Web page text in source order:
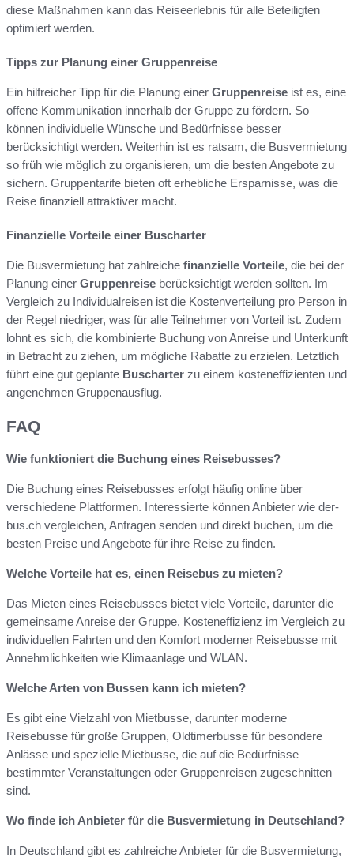
diese Maßnahmen kann das Reiseerlebnis für alle Beteiligten
optimiert werden.
Tipps zur Planung einer Gruppenreise
Ein hilfreicher Tipp für die Planung einer Gruppenreise ist es, eine
offene Kommunikation innerhalb der Gruppe zu fördern. So
können individuelle Wünsche und Bedürfnisse besser
berücksichtigt werden. Weiterhin ist es ratsam, die Busvermietung
so früh wie möglich zu organisieren, um die besten Angebote zu
sichern. Gruppentarife bieten oft erhebliche Ersparnisse, was die
Reise finanziell attraktiver macht.
Finanzielle Vorteile einer Buscharter
Die Busvermietung hat zahlreiche finanzielle Vorteile, die bei der
Planung einer Gruppenreise berücksichtigt werden sollten. Im
Vergleich zu Individualreisen ist die Kostenverteilung pro Person in
der Regel niedriger, was für alle Teilnehmer von Vorteil ist. Zudem
lohnt es sich, die kombinierte Buchung von Anreise und Unterkunft
in Betracht zu ziehen, um mögliche Rabatte zu erzielen. Letztlich
führt eine gut geplante Buscharter zu einem kosteneffizienten und
angenehmen Gruppenausflug.
FAQ
Wie funktioniert die Buchung eines Reisebusses?
Die Buchung eines Reisebusses erfolgt häufig online über
verschiedene Plattformen. Interessierte können Anbieter wie der-
bus.ch vergleichen, Anfragen senden und direkt buchen, um die
besten Preise und Angebote für ihre Reise zu finden.
Welche Vorteile hat es, einen Reisebus zu mieten?
Das Mieten eines Reisebusses bietet viele Vorteile, darunter die
gemeinsame Anreise der Gruppe, Kosteneffizienz im Vergleich zu
individuellen Fahrten und den Komfort moderner Reisebusse mit
Annehmlichkeiten wie Klimaanlage und WLAN.
Welche Arten von Bussen kann ich mieten?
Es gibt eine Vielzahl von Mietbusse, darunter moderne
Reisebusse für große Gruppen, Oldtimerbusse für besondere
Anlässe und spezielle Mietbusse, die auf die Bedürfnisse
bestimmter Veranstaltungen oder Gruppenreisen zugeschnitten
sind.
Wo finde ich Anbieter für die Busvermietung in Deutschland?
In Deutschland gibt es zahlreiche Anbieter für die Busvermietung,